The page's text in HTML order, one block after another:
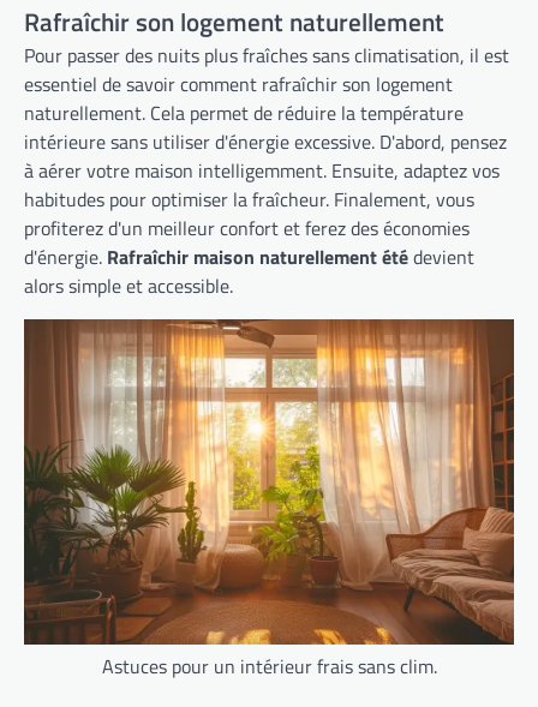
Rafraîchir son logement naturellement
Pour passer des nuits plus fraîches sans climatisation, il est
essentiel de savoir comment rafraîchir son logement
naturellement. Cela permet de réduire la température
intérieure sans utiliser d'énergie excessive. D'abord, pensez
à aérer votre maison intelligemment. Ensuite, adaptez vos
habitudes pour optimiser la fraîcheur. Finalement, vous
profiterez d'un meilleur confort et ferez des économies
d'énergie. Rafraîchir maison naturellement étédevient
alors simple et accessible.
Astuces pour un intérieur frais sans clim.